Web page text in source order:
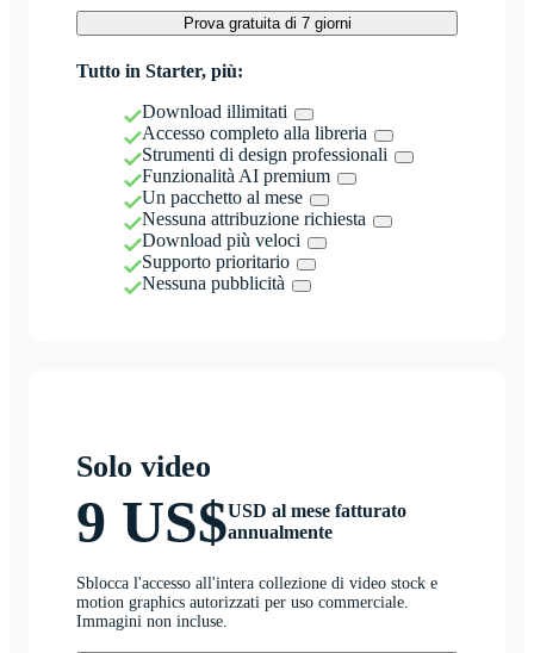
Prova gratuita di 7 giorni
Tutto in Starter, più:
Download illimitati
Accesso completo alla libreria
Strumenti di design professionali
Funzionalità AI premium
Un pacchetto al mese
Nessuna attribuzione richiesta
Download più veloci
Supporto prioritario
Nessuna pubblicità
Solo video
9 US$USD al mese fatturato
annualmente
Sblocca l'accesso all'intera collezione di video stock e
motion graphics autorizzati per uso commerciale.
Immagini non incluse.